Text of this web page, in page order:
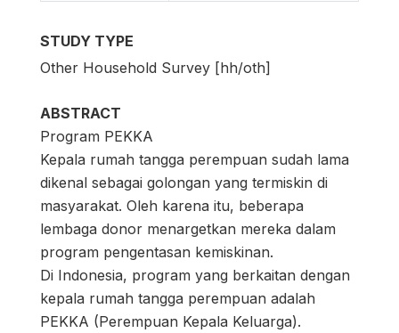
STUDY TYPE
Other Household Survey [hh/oth]
ABSTRACT
Program PEKKA
Kepala rumah tangga perempuan sudah lama
dikenal sebagai golongan yang termiskin di
masyarakat. Oleh karena itu, beberapa
lembaga donor menargetkan mereka dalam
program pengentasan kemiskinan.
Di Indonesia, program yang berkaitan dengan
kepala rumah tangga perempuan adalah
PEKKA (Perempuan Kepala Keluarga).